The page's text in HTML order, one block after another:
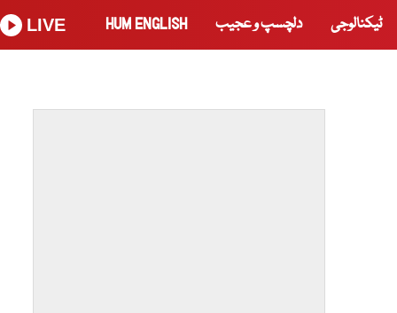
ٹیکنالوجی دلچسپ و عجیب HUM ENGLISH
LIVE